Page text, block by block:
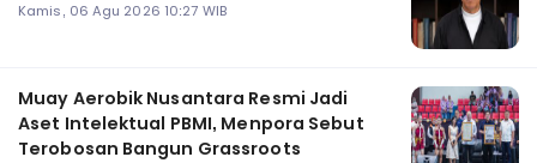
Kamis, 06 Agu 2026 10:27 WIB
Muay Aerobik Nusantara Resmi Jadi
Aset Intelektual PBMI, Menpora Sebut
Terobosan Bangun Grassroots